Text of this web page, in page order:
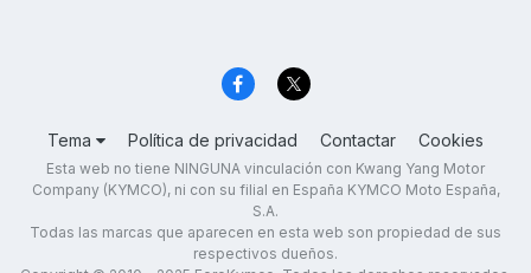
Tema Política de privacidad Contactar Cookies
Esta web no tiene NINGUNA vinculación con Kwang Yang Motor
Company (KYMCO), ni con su filial en España KYMCO Moto España,
S.A.
Todas las marcas que aparecen en esta web son propiedad de sus
respectivos dueños.